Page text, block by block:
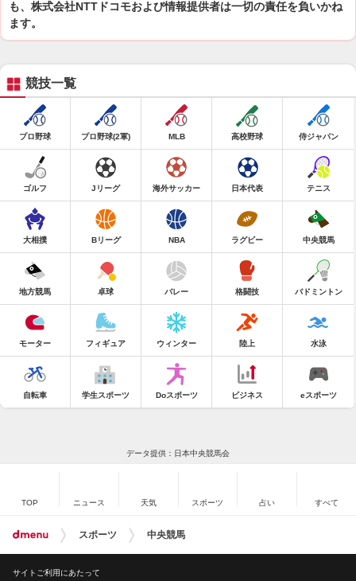
も、株式会社NTTドコモおよび情報提供者は一切の責任を負いかね
ます。
競技一覧
プロ野球 プロ野球(2軍) MLB 高校野球 侍ジャパン
ゴルフ Jリーグ 海外サッカー 日本代表 テニス
大相撲 Bリーグ NBA ラグビー 中央競馬
地方競馬 卓球 バレー 格闘技 バドミントン
モーター フィギュア ウィンター 陸上 水泳
自転車 学生スポーツ Doスポーツ ビジネス eスポーツ
データ提供：日本中央競馬会
TOP ニュース 天気 スポーツ 占い すべて
スポーツ 中央競馬
サイトご利用にあたって